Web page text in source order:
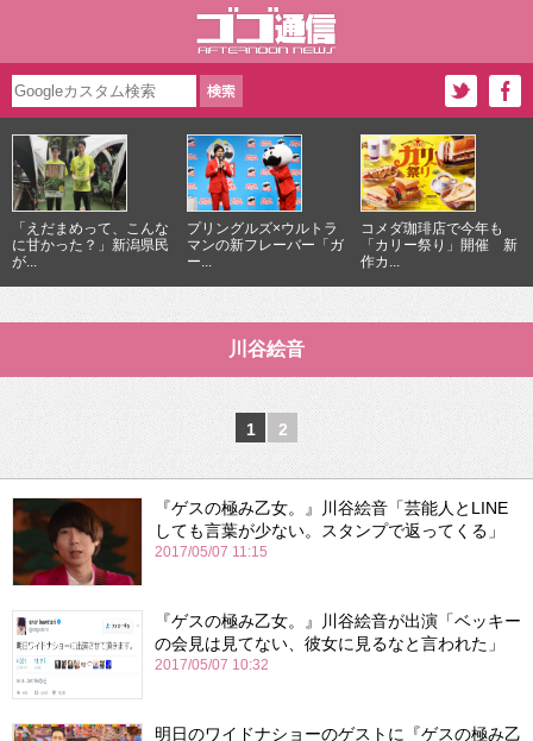
「えだまめって、こんな
に甘かった？」新潟県民
が...
プリングルズ×ウルトラ
マンの新フレーバー「ガ
ー...
コメダ珈琲店で今年も
「カリー祭り」開催 新
作カ...
川谷絵音
1 2
『ゲスの極み乙女。』川谷絵音「芸能人とLINE
しても言葉が少ない。スタンプで返ってくる」
2017/05/07 11:15
『ゲスの極み乙女。』川谷絵音が出演「ベッキー
の会見は見てない、彼女に見るなと言われた」
2017/05/07 10:32
明日のワイドナショーのゲストに『ゲスの極み乙